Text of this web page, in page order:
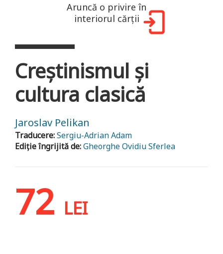
Aruncă o privire în
interiorul cărții
Creștinismul și
cultura clasică
Jaroslav Pelikan
Traducere:Sergiu-Adrian Adam
Ediție îngrijită de:Gheorghe Ovidiu Sferlea
72 LEI